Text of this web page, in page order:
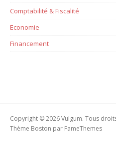
Comptabilité & Fiscalité
Economie
Financement
Copyright © 2026 Vulgum. Tous
Thème Boston par FameThemes